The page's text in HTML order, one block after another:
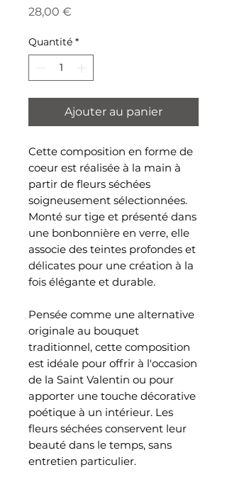
28,00 €
Quantité *
Ajouter au panier
Cette composition en forme de
coeur est réalisée à la main à
partir de fleurs séchées
soigneusement sélectionnées.
Monté sur tige et présenté dans
une bonbonnière en verre, elle
associe des teintes profondes et
délicates pour une création à la
fois élégante et durable.
Pensée comme une alternative
originale au bouquet
traditionnel, cette composition
est idéale pour offrir à l'occasion
de la Saint Valentin ou pour
apporter une touche décorative
poétique à un intérieur. Les
fleurs séchées conservent leur
beauté dans le temps, sans
entretien particulier.